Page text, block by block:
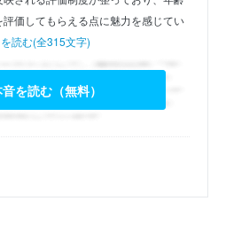
価してもらえる点に魅力を感じてい
読む(全315文字)
を読む（無料）